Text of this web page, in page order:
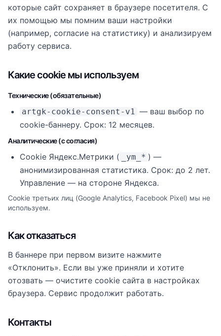
которые сайт сохраняет в браузере посетителя. С
их помощью мы помним ваши настройки
(например, согласие на статистику) и анализируем
работу сервиса.
Какие cookie мы используем
Технические (обязательные)
artgk-cookie-consent-v1 — ваш выбор по
cookie-баннеру. Срок: 12 месяцев.
Аналитические (с согласия)
Cookie Яндекс.Метрики ( _ym_* ) —
анонимизированная статистика. Срок: до 2 лет.
Управление — на стороне Яндекса.
Cookie третьих лиц (Google Analytics, Facebook Pixel) мы не
используем.
Как отказаться
В баннере при первом визите нажмите
«Отклонить». Если вы уже приняли и хотите
отозвать — очистите cookie сайта в настройках
браузера. Сервис продолжит работать.
Контакты